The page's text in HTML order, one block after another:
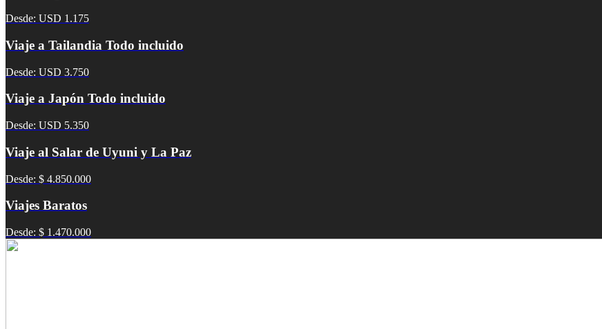
Desde: USD 1.175
Viaje a Tailandia Todo incluido
Desde: USD 3.750
Viaje a Japón Todo incluido
Desde: USD 5.350
Viaje al Salar de Uyuni y La Paz
Desde: $ 4.850.000
Viajes Baratos
Desde: $ 1.470.000